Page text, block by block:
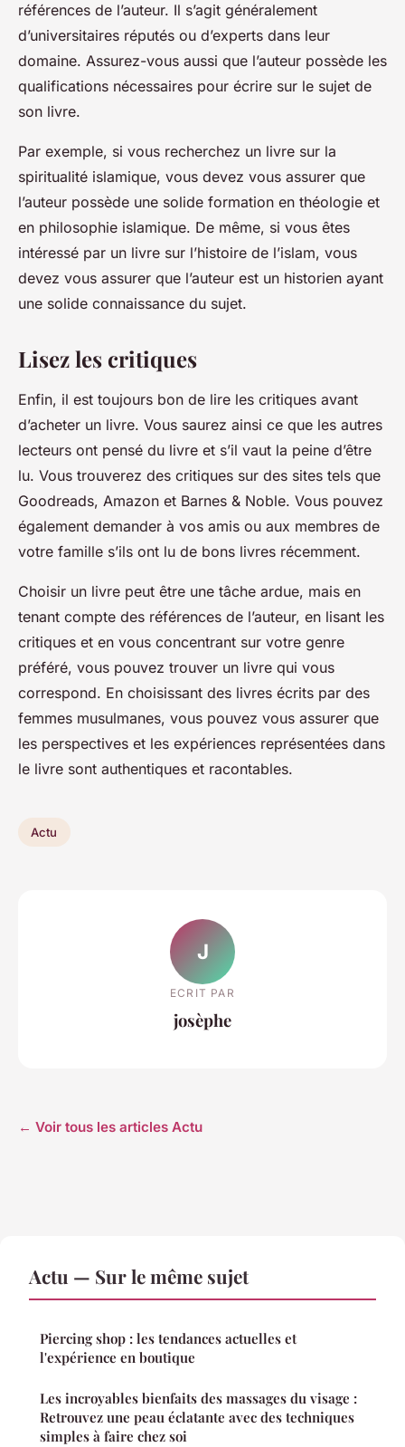
références de l’auteur. Il s’agit généralement
d’universitaires réputés ou d’experts dans leur
domaine. Assurez-vous aussi que l’auteur possède les
qualifications nécessaires pour écrire sur le sujet de
son livre.
Par exemple, si vous recherchez un livre sur la
spiritualité islamique, vous devez vous assurer que
l’auteur possède une solide formation en théologie et
en philosophie islamique. De même, si vous êtes
intéressé par un livre sur l’histoire de l’islam, vous
devez vous assurer que l’auteur est un historien ayant
une solide connaissance du sujet.
Lisez les critiques
Enfin, il est toujours bon de lire les critiques avant
d’acheter un livre. Vous saurez ainsi ce que les autres
lecteurs ont pensé du livre et s’il vaut la peine d’être
lu. Vous trouverez des critiques sur des sites tels que
Goodreads, Amazon et Barnes & Noble. Vous pouvez
également demander à vos amis ou aux membres de
votre famille s’ils ont lu de bons livres récemment.
Choisir un livre peut être une tâche ardue, mais en
tenant compte des références de l’auteur, en lisant les
critiques et en vous concentrant sur votre genre
préféré, vous pouvez trouver un livre qui vous
correspond. En choisissant des livres écrits par des
femmes musulmanes, vous pouvez vous assurer que
les perspectives et les expériences représentées dans
le livre sont authentiques et racontables.
Actu
J
ECRIT PAR
josèphe
← Voir tous les articles Actu
Actu — Sur le même sujet
Piercing shop : les tendances actuelles et
l'expérience en boutique
Les incroyables bienfaits des massages du visage :
Retrouvez une peau éclatante avec des techniques
simples à faire chez soi